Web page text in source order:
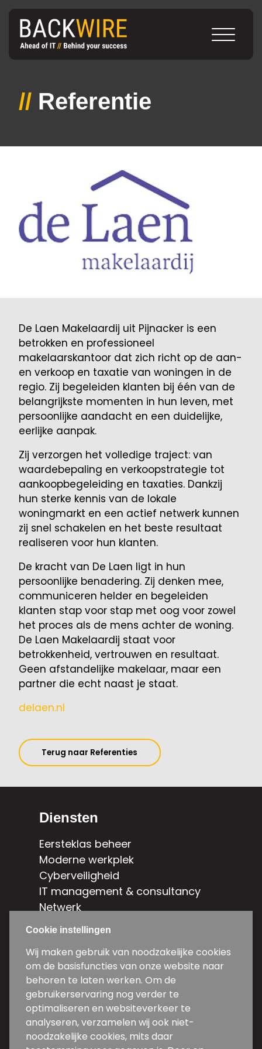
// Referentie
De Laen Makelaardij uit Pijnacker is een
betrokken en professioneel
makelaarskantoor dat zich richt op de aan-
en verkoop en taxatie van woningen in de
regio. Zij begeleiden klanten bij één van de
belangrijkste momenten in hun leven, met
persoonlijke aandacht en een duidelijke,
eerlijke aanpak.
Zij verzorgen het volledige traject: van
waardebepaling en verkoopstrategie tot
aankoopbegeleiding en taxaties. Dankzij
hun sterke kennis van de lokale
woningmarkt en een actief netwerk kunnen
zij snel schakelen en het beste resultaat
realiseren voor hun klanten.
De kracht van De Laen ligt in hun
persoonlijke benadering. Zij denken mee,
communiceren helder en begeleiden
klanten stap voor stap met oog voor zowel
het proces als de mens achter de woning.
De Laen Makelaardij staat voor
betrokkenheid, vertrouwen en resultaat.
Geen afstandelijke makelaar, maar een
partner die echt naast je staat.
delaen.nl
Terug naar Referenties
Diensten
Eersteklas beheer
Moderne werkplek
Cyberveiligheid
IT management & consultancy
Netwerk
Hybride cloud
Contact
Weg en Bos 5d-5e
2661 DG Bergschenhoek
010 31 34 600
info@backwire.nl
Cookie instellingen
Wij maken gebruik van noodzakelijke cookies
om de basisfuncties van onze website naar
behoren te laten werken. Om de
gebruikerservaring nog verder te
optimaliseren en websiteverkeer te
analyseren, verzamelen wij ook niet-
noodzakelijke cookies, mits daar